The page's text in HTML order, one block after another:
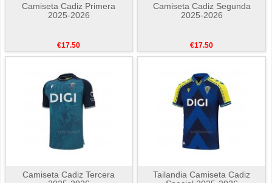
Camiseta Cadiz Primera
2025-2026
€17.50
Camiseta Cadiz Segunda
2025-2026
€17.50
Camiseta Cadiz Tercera
Tailandia Camiseta Cadiz